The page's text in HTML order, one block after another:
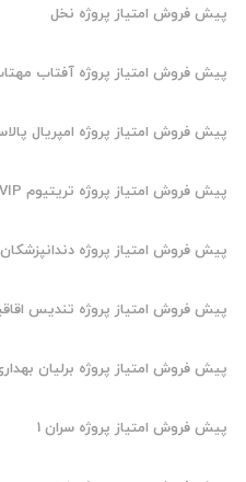
پیش فروش امتیاز پروژه نخل
پیش فروش امتیاز پروژه آفتاب مهتاب
پیش فروش امتیاز پروژه امپریال پالاس
پیش فروش امتیاز پروژه تریتیوم VIP
پیش فروش امتیاز پروژه دندانپزشکان
پیش فروش امتیاز پروژه تندیس اقاقیا
پیش فروش امتیاز پروژه برلیان بهداری
پیش فروش امتیاز پروژه سران 1